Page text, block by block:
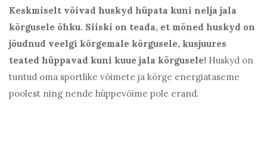
Keskmiselt võivad huskyd hüpata kuni nelja jala
kõrgusele õhku. Siiski on teada, et mõned huskyd on
jõudnud veelgi kõrgemale kõrgusele, kusjuures
teated hüppavad kuni kuue jala kõrgusele! Huskyd on
tuntud oma sportlike võimete ja kõrge energiataseme
poolest ning nende hüppevõime pole erand.